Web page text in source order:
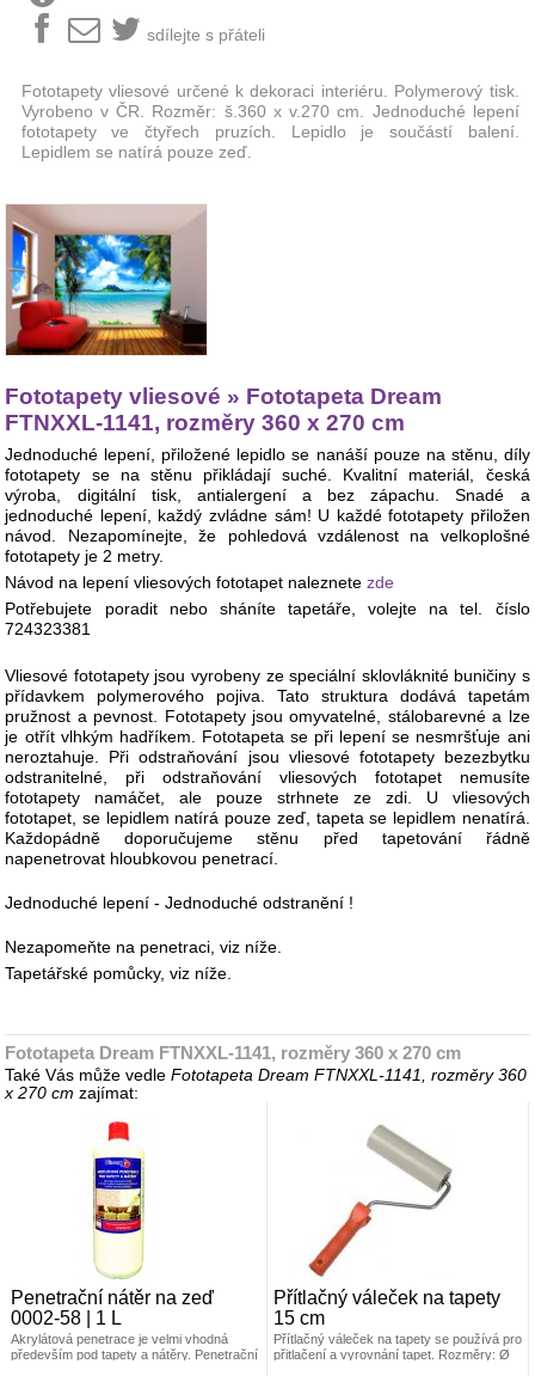
sdílejte s přáteli
Fototapety vliesové určené k dekoraci interiéru. Polymerový tisk.
Vyrobeno v ČR. Rozměr: š.360 x v.270 cm. Jednoduché lepení
fototapety ve čtyřech pruzích. Lepidlo je součástí balení.
Lepidlem se natírá pouze zeď.
Fototapety vliesové » Fototapeta Dream
FTNXXL-1141, rozměry 360 x 270 cm
Jednoduché lepení, přiložené lepidlo se nanáší pouze na stěnu, díly
fototapety se na stěnu přikládají suché. Kvalitní materiál, česká
výroba, digitální tisk, antialergení a bez zápachu. Snadé a
jednoduché lepení, každý zvládne sám! U každé fototapety přiložen
návod. Nezapomínejte, že pohledová vzdálenost na velkoplošné
fototapety je 2 metry.
Návod na lepení vliesových fototapet naleznetezde
Potřebujete poradit nebo sháníte tapetáře, volejte na tel. číslo
724323381
Vliesové fototapety jsou vyrobeny ze speciální sklovláknité buničiny s
přídavkem polymerového pojiva. Tato struktura dodává tapetám
pružnost a pevnost. Fototapety jsou omyvatelné, stálobarevné a lze
je otřít vlhkým hadříkem. Fototapeta se při lepení se nesmršťuje ani
neroztahuje. Při odstraňování jsou vliesové fototapety bezezbytku
odstranitelné, při odstraňování vliesových fototapet nemusíte
fototapety namáčet, ale pouze strhnete ze zdi. U vliesových
fototapet, se lepidlem natírá pouze zeď, tapeta se lepidlem nenatírá.
Každopádně doporučujeme stěnu před tapetování řádně
napenetrovat hloubkovou penetrací.
Jednoduché lepení - Jednoduché odstranění !
Nezapomeňte na penetraci, viz níže.
Tapetářské pomůcky, viz níže.
Fototapeta Dream FTNXXL-1141, rozměry 360 x 270 cm
Také Vás může vedleFototapeta Dream FTNXXL-1141, rozměry 360
x 270 cm zajímat:
Penetrační nátěr na zeď
0002-58 | 1 L
Akrylátová penetrace je velmi vhodná
především pod tapety a nátěry. Penetrační
Přítlačný váleček na tapety
15 cm
Přítlačný váleček na tapety se používá pro
přitlačení a vyrovnání tapet. Rozměry: Ø